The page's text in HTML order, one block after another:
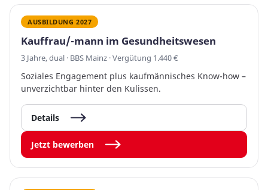
AUSBILDUNG 2027
Kauffrau/-mann im Gesundheitswesen
3 Jahre, dual · BBS Mainz · Vergütung 1.440 €
Soziales Engagement plus kaufmännisches Know-how –
unverzichtbar hinter den Kulissen.
Details
Jetzt bewerben